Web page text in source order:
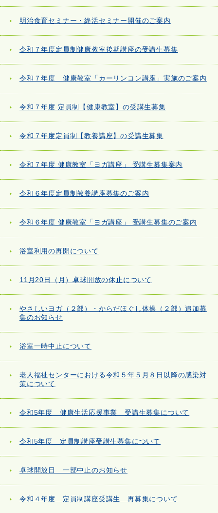
明治食育セミナー・終活セミナー開催のご案内
令和７年度定員制健康教室後期講座の受講生募集
令和７年度 健康教室「カーリンコン講座」実施のご案内
令和７年度 定員制【健康教室】の受講生募集
令和７年度定員制【教養講座】の受講生募集
令和７年度 健康教室「ヨガ講座」 受講生募集案内
令和６年度定員制教養講座募集のご案内
令和６年度 健康教室「ヨガ講座」 受講生募集のご案内
浴室利用の再開について
11月20日（月）卓球開放の休止について
やさしいヨガ（２部）・からだほぐし体操（２部）追加募
集のお知らせ
浴室一時中止について
老人福祉センターにおける令和５年５月８日以降の感染対
策について
令和5年度 健康生活応援事業 受講生募集について
令和5年度 定員制講座受講生募集について
卓球開放日 一部中止のお知らせ
令和４年度 定員制講座受講生 再募集について